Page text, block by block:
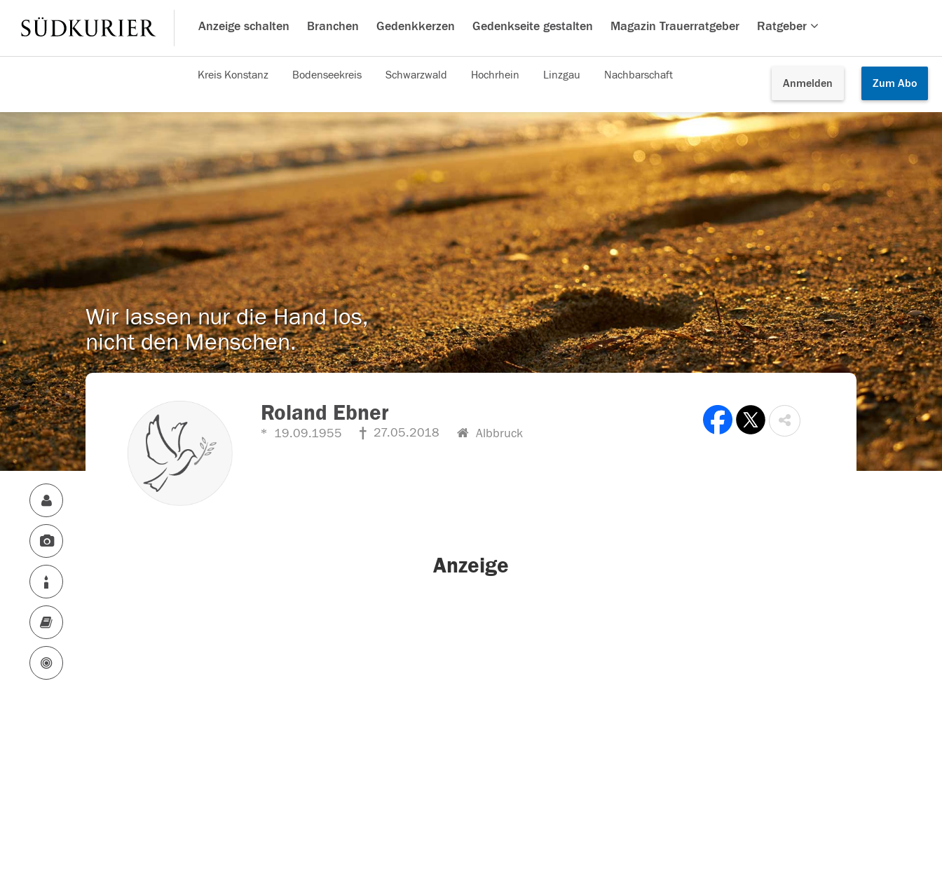
Anzeige schalten Branchen Gedenkkerzen Gedenkseite gestalten Magazin Trauerratgeber Ratgeber
Anmelden Zum Abo
Kreis Konstanz Bodenseekreis Schwarzwald Hochrhein Linzgau Nachbarschaft
Wir lassen nur die Hand los,
nicht den Menschen.
Roland Ebner
19.09.1955 27.05.2018 Albbruck
Anzeige